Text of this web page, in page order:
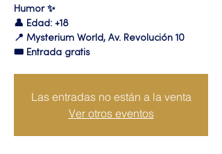
Humor ✨
👤 Edad: +18
📍 Mysterium World, Av. Revolución 10
🎟️ Entrada gratis
Las entradas no están a la venta
Ver otros eventos